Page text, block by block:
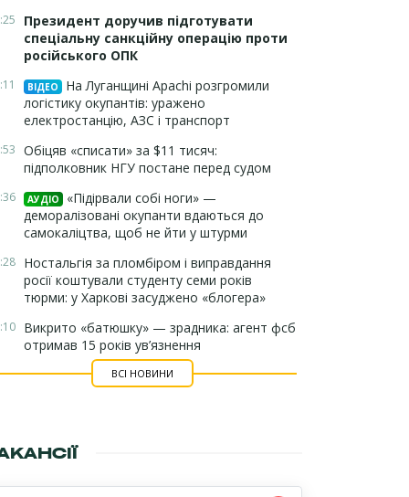
Президент доручив підготувати
спеціальну санкційну операцію проти
російського ОПК
ВІДЕО
На Луганщині Apachi розгромили
логістику окупантів: уражено
електростанцію, АЗС і транспорт
Обіцяв «списати» за $11 тисяч:
підполковник НГУ постане перед судом
АУДІО
«Підірвали собі ноги» —
деморалізовані окупанти вдаються до
самокаліцтва, щоб не йти у штурми
Ностальгія за пломбіром і виправдання
росії коштували студенту семи років
тюрми: у Харкові засуджено «блогера»
Викрито «батюшку» — зрадника: агент фсб
отримав 15 років ув’язнення
ВСІ НОВИНИ